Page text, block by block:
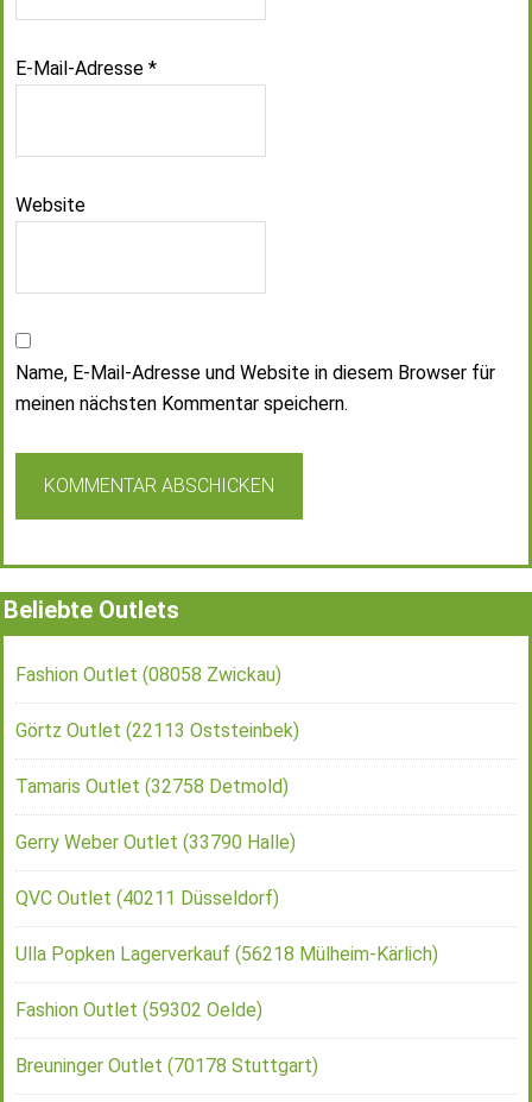
E-Mail-Adresse *
Website
Name, E-Mail-Adresse und Website in diesem Browser für
meinen nächsten Kommentar speichern.
Beliebte Outlets
Fashion Outlet (08058 Zwickau)
Görtz Outlet (22113 Oststeinbek)
Tamaris Outlet (32758 Detmold)
Gerry Weber Outlet (33790 Halle)
QVC Outlet (40211 Düsseldorf)
Ulla Popken Lagerverkauf (56218 Mülheim-Kärlich)
Fashion Outlet (59302 Oelde)
Breuninger Outlet (70178 Stuttgart)